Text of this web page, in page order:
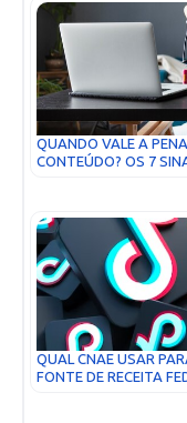
QUANDO VALE A
CONTEÚDO? OS 7
QUAL CNAE USAR
FONTE DE RECEITA